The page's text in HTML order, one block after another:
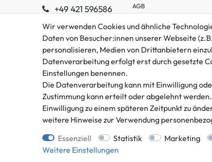
+49 421 596586
info@gameworld.de
Kontaktformular
AGB
Datenschutzerklärung
Barrierefreiheitserklärung
** gilt für Lieferungen
Wir verwenden Cookies und ähnliche
Daten von Besucher:innen unserer Webseite
personalisieren, Medien von Drittanbietern
Datenverarbeitung erfolgt erst durch gesetzte
Einstellungen benennen.
Die Datenverarbeitung kann mit Einwilligung
Zustimmung kann erteilt oder abgelehnt
Einwilligung zu einem späteren Zeitpunkt zu
weitere Hinweise zur Verwendung
Essenziell
Statistik Marketing
Weitere Einstellungen